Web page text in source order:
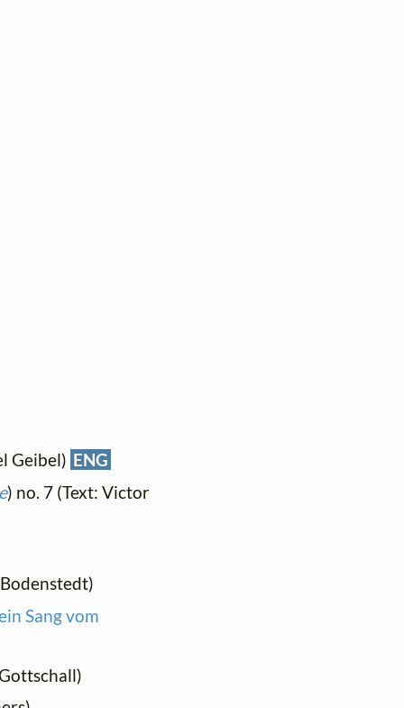
Geibel) ENG
) no. 7 (Text: Victor
Sang vom